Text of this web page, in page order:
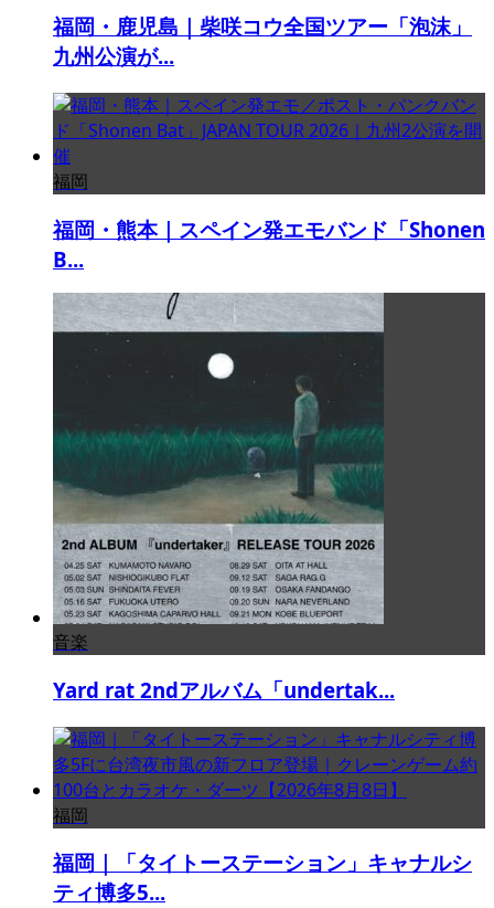
福岡・鹿児島｜柴咲コウ全国ツアー「泡沫」
九州公演が...
福岡
福岡・熊本｜スペイン発エモバンド「Shonen
B...
音楽
Yard rat 2ndアルバム「undertak...
福岡
福岡｜「タイトーステーション」キャナルシ
ティ博多5...